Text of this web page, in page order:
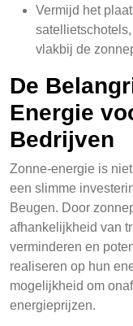
Vermijd het
vlakbij de
De
Energie
Bedrijven
Zonne-energie is
een slimme
Beugen. Door
afhankelijkheid van
verminderen en
realiseren op hun
mogelijkheid om
energieprijzen.